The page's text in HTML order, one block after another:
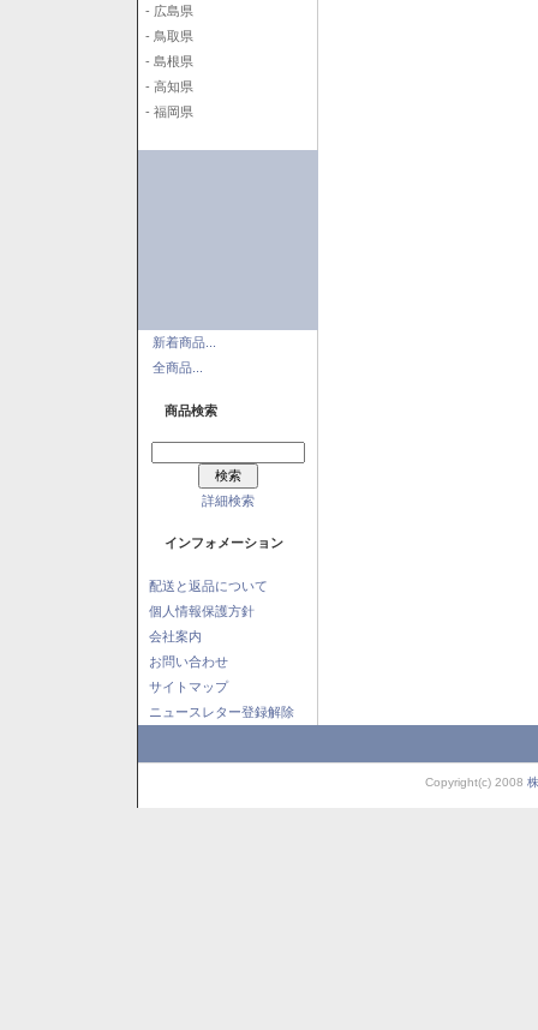
- 広島県
- 鳥取県
- 島根県
- 高知県
- 福岡県
新着商品...
全商品...
商品検索
詳細検索
インフォメーション
配送と返品について
個人情報保護方針
会社案内
お問い合わせ
サイトマップ
ニュースレター登録解除
Copyright(c) 2008